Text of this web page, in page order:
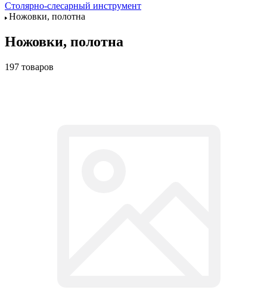
Столярно-слесарный инструмент
Ножовки, полотна
Ножовки, полотна
197 товаров